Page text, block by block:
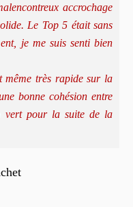
accrochage
Le Top 5 était sans
je me suis senti bien
même très rapide sur la
bonne cohésion entre
vert pour la suite de la